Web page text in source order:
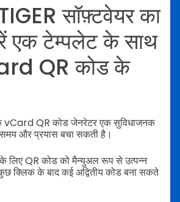
सॉफ़्टवेयर का
एक टेम्पलेट के साथ
QR कोड के
vCard QR कोड जेनरेटर एक सुविधाजनक
और प्रयास बचा सकती है।
के लिए QR कोड को मैन्युअल रूप से उत्पन्न
क्लिक के बाद कई अद्वितीय कोड बना सकते